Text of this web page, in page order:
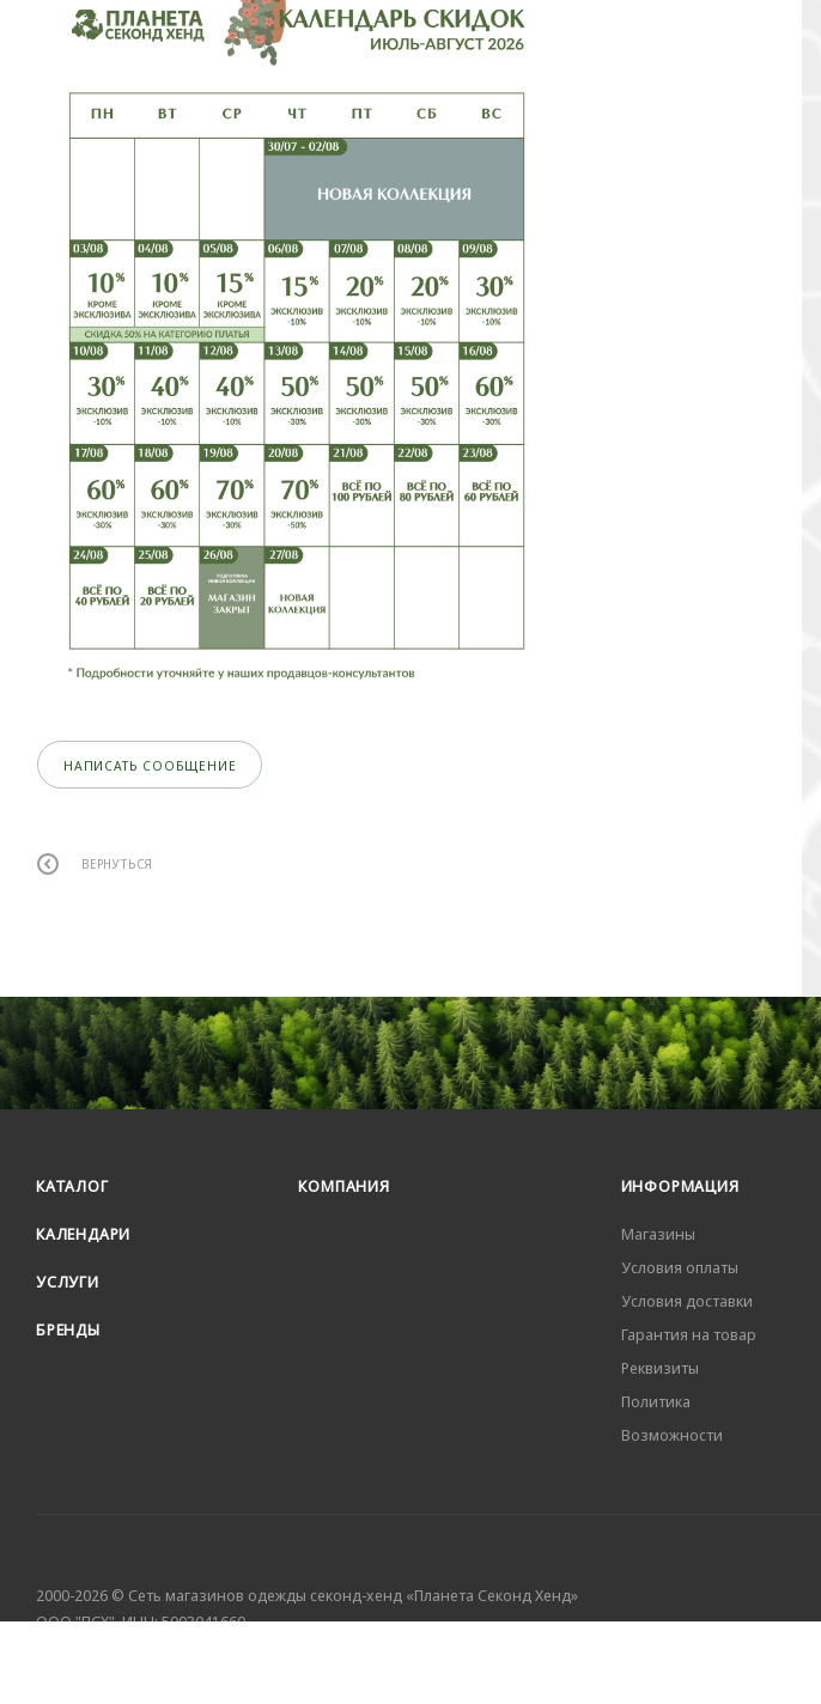
НАПИСАТЬ СООБЩЕНИЕ
ВЕРНУТЬСЯ
КАТАЛОГ
КАЛЕНДАРИ
УСЛУГИ
БРЕНДЫ
КОМПАНИЯ ИНФОРМАЦИЯ
Магазины
Условия оплаты
Условия доставки
Гарантия на товар
Реквизиты
Политика
Возможности
2000-2026 © Сеть магазинов одежды секонд-хенд «Планета Секонд Хенд»
ООО "ПСХ", ИНН: 5003041660